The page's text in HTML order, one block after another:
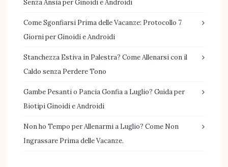
Senza Ansia per Ginoidi e Androidi
Come Sgonfiarsi Prima delle Vacanze: Protocollo 7
Giorni per Ginoidi e Androidi
Stanchezza Estiva in Palestra? Come Allenarsi con il
Caldo senza Perdere Tono
Gambe Pesanti o Pancia Gonfia a Luglio? Guida per
Biotipi Ginoidi e Androidi
Non ho Tempo per Allenarmi a Luglio? Come Non
Ingrassare Prima delle Vacanze.